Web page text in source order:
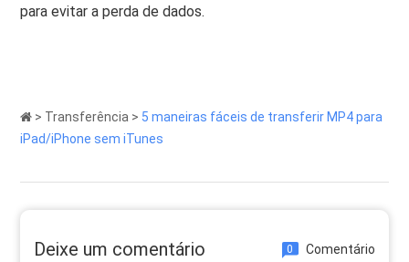
para evitar a perda de dados.
> Transferência > 5 maneiras fáceis de transferir MP4 para
iPad/iPhone sem iTunes
Deixe um comentário 0 Comentário